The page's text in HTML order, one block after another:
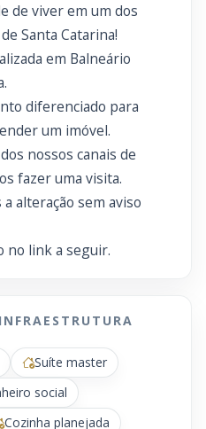
de viver em um dos
Santa Catarina!
em Balneário
diferenciado para
um imóvel.
nossos canais de
fazer uma visita.
alteração sem aviso
no link a seguir.
Suíte master
social
Cozinha planejada